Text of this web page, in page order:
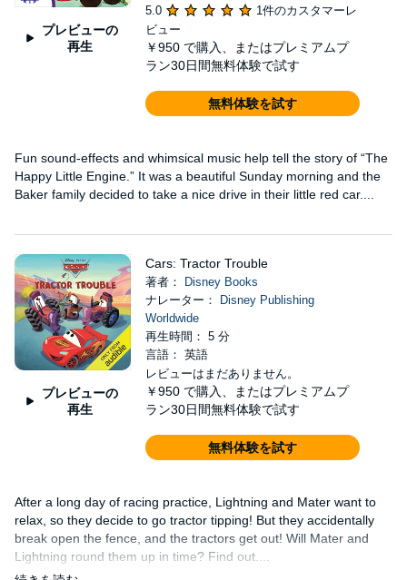
プレビューの
再生
5.0
1件のカスタマーレ
ビュー
￥950 で購入、またはプレミアムプ
ラン30日間無料体験で試す
無料体験を試す
Fun sound-effects and whimsical music help tell the story of “The
Happy Little Engine.” It was a beautiful Sunday morning and the
Baker family decided to take a nice drive in their little red car....
プレビューの
再生
Cars: Tractor Trouble
著者：
Disney Books
ナレーター：
Disney Publishing
Worldwide
再生時間： 5 分
言語： 英語
レビューはまだありません。
￥950 で購入、またはプレミアムプ
ラン30日間無料体験で試す
無料体験を試す
After a long day of racing practice, Lightning and Mater want to
relax, so they decide to go tractor tipping! But they accidentally
break open the fence, and the tractors get out! Will Mater and
Lightning round them up in time? Find out....